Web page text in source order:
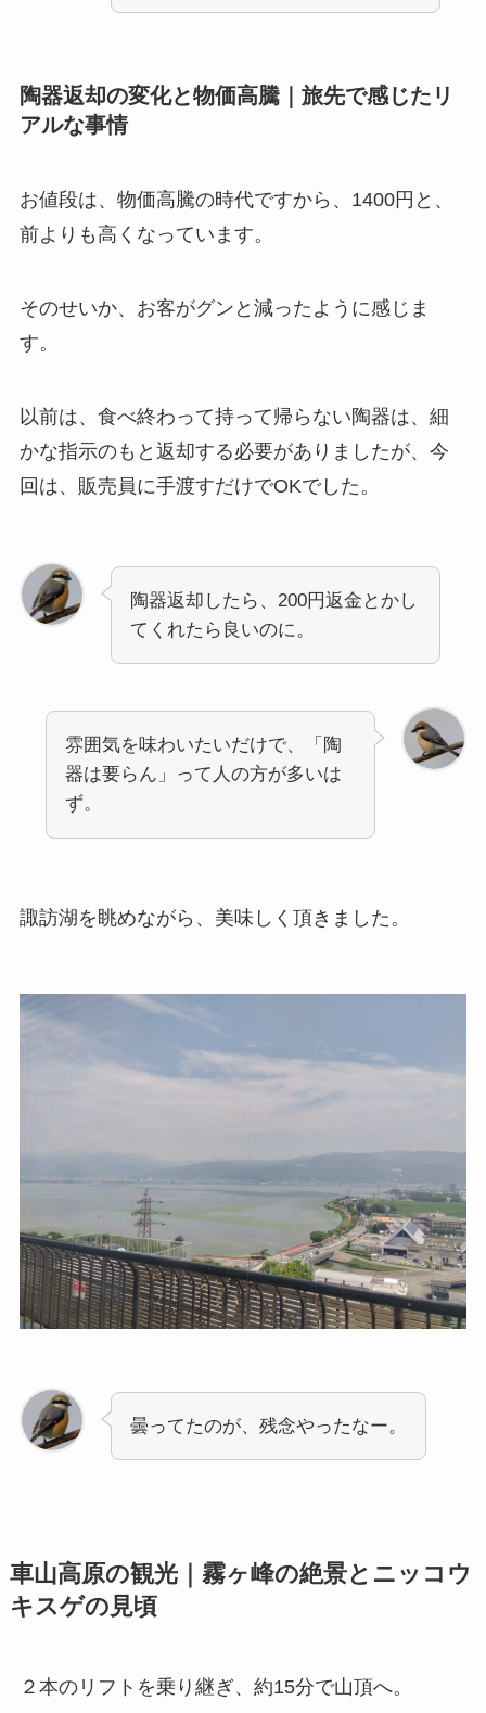
陶器返却の変化と物価高騰｜旅先で感じたリ
アルな事情
お値段は、物価高騰の時代ですから、1400円と、
前よりも高くなっています。
そのせいか、お客がグンと減ったように感じま
す。
以前は、食べ終わって持って帰らない陶器は、細
かな指示のもと返却する必要がありましたが、今
回は、販売員に手渡すだけでOKでした。
陶器返却したら、200円返金とかし
てくれたら良いのに。
雰囲気を味わいたいだけで、「陶
器は要らん」って人の方が多いは
ず。
諏訪湖を眺めながら、美味しく頂きました。
曇ってたのが、残念やったなー。
車山高原の観光｜霧ヶ峰の絶景とニッコウ
キスゲの見頃
２本のリフトを乗り継ぎ、約15分で山頂へ。